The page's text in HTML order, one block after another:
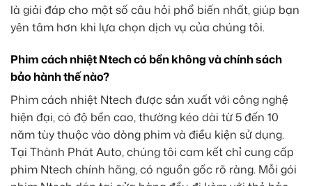
là giải đáp cho một số câu hỏi phổ biến nhất, giúp bạn
yên tâm hơn khi lựa chọn dịch vụ của chúng tôi.
Phim cách nhiệt Ntech có bền không và chính sách
bảo hành thế nào?
Phim cách nhiệt Ntech được sản xuất với công nghệ
hiện đại, có độ bền cao, thường kéo dài từ 5 đến 10
năm tùy thuộc vào dòng phim và điều kiện sử dụng.
Tại Thành Phát Auto, chúng tôi cam kết chỉ cung cấp
phim Ntech chính hãng, có nguồn gốc rõ ràng. Mỗi gói